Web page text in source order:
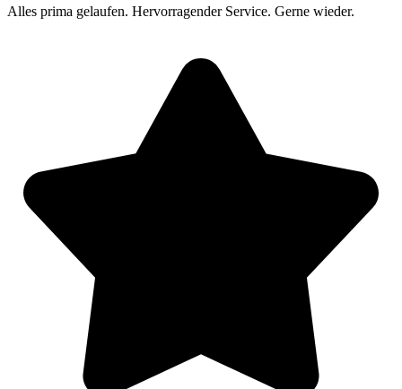
Alles prima gelaufen. Hervorragender Service. Gerne wieder.